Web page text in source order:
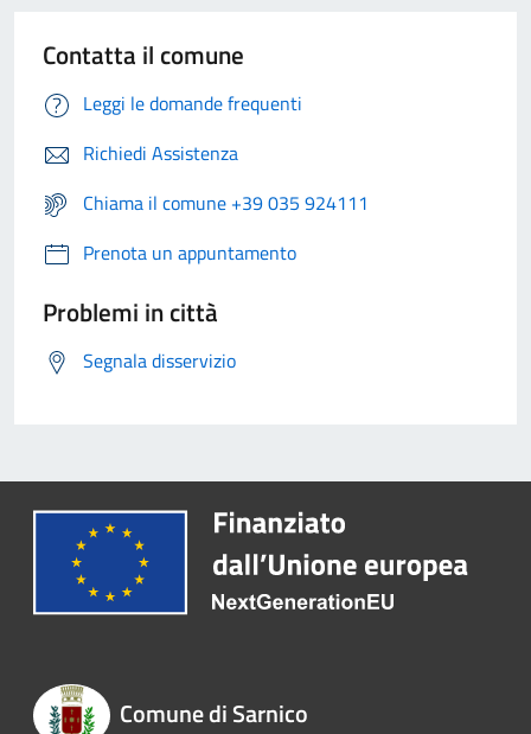
Contatta il comune
Leggi le domande frequenti
Richiedi Assistenza
Chiama il comune +39 035 924111
Prenota un appuntamento
Problemi in città
Segnala disservizio
Comune di Sarnico